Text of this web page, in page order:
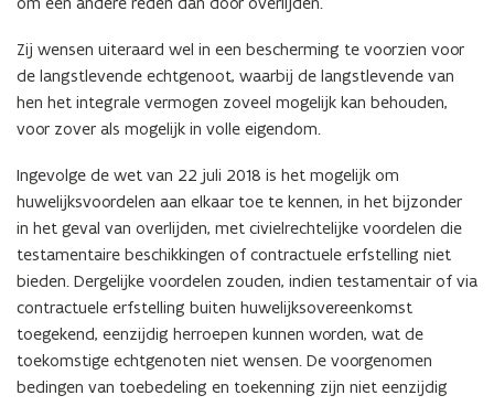
Zij wensen uiteraard wel in een bescherming te voorzien voor
de langstlevende echtgenoot, waarbij de langstlevende van
hen het integrale vermogen zoveel mogelijk kan behouden,
voor zover als mogelijk in volle eigendom.
Ingevolge de wet van 22 juli 2018 is het mogelijk om
huwelijksvoordelen aan elkaar toe te kennen, in het bijzonder
in het geval van overlijden, met civielrechtelijke voordelen die
testamentaire beschikkingen of contractuele erfstelling niet
bieden. Dergelijke voordelen zouden, indien testamentair of via
contractuele erfstelling buiten huwelijksovereenkomst
toegekend, eenzijdig herroepen kunnen worden, wat de
toekomstige echtgenoten niet wensen. De voorgenomen
bedingen van toebedeling en toekenning zijn niet eenzijdig